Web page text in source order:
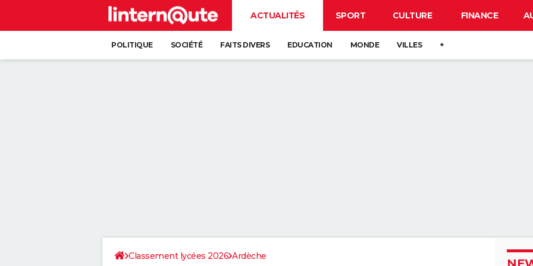
ACTUALITÉS SPORT CULTURE FINANCE
POLITIQUE SOCIÉTÉ FAITS DIVERS EDUCATION MONDE VILLES +
Classement lycées 2026 Ardèche